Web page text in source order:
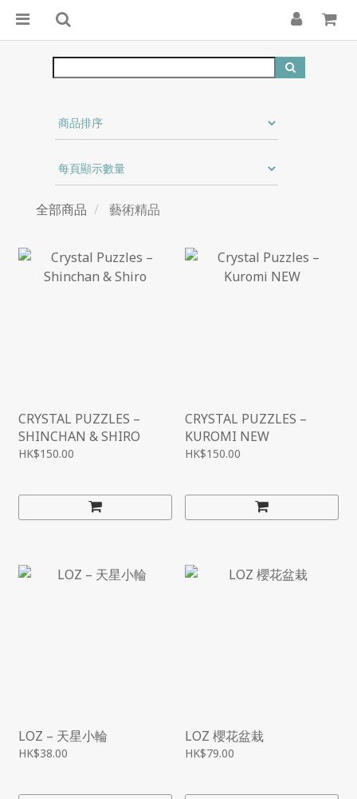
全部商品 藝術精品
CRYSTAL PUZZLES –
SHINCHAN & SHIRO
HK$150.00
CRYSTAL PUZZLES –
KUROMI NEW
HK$150.00
LOZ – 天星小輪
HK$38.00
LOZ 櫻花盆栽
HK$79.00